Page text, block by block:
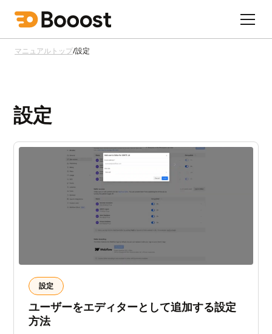
マニュアルトップ/設定
設定
設定
ユーザーをエディターとして追加する設定
方法